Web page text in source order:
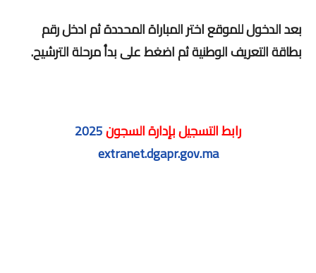
بعد الدخول للموقع اختر المباراة المحددة ثم ادخل رقم
بطاقة التعريف الوطنية ثم اضغط على بدأ مرحلة الترشيح.
رابط التسجيل بإدارة السجون2025
extranet.dgapr.gov.ma